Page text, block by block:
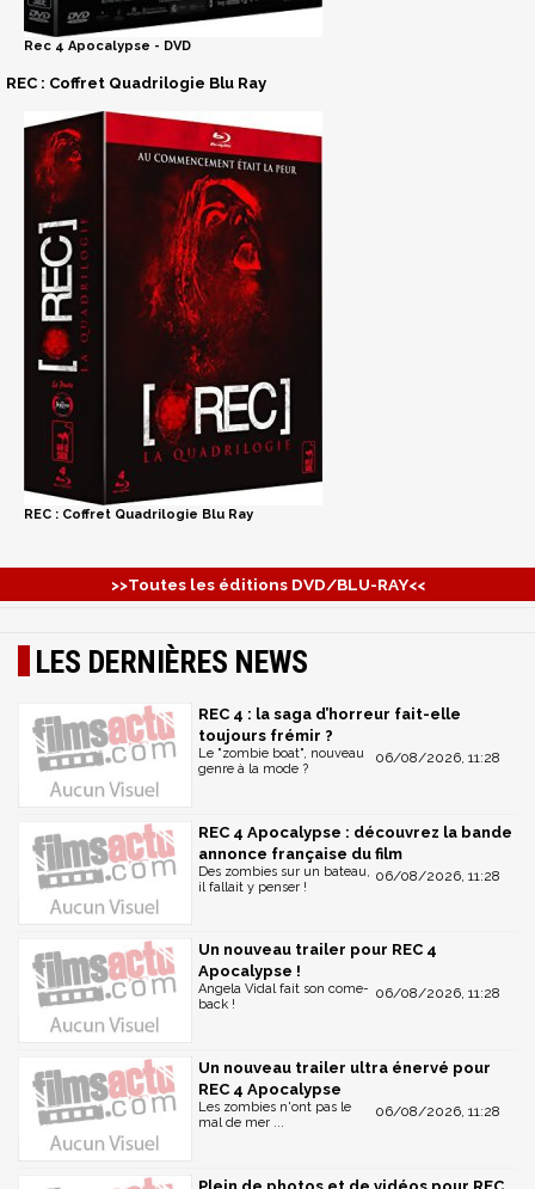
Rec 4 Apocalypse - DVD
REC : Coffret Quadrilogie Blu Ray
REC : Coffret Quadrilogie Blu Ray
>>Toutes les éditions DVD/BLU-RAY<<
LES DERNIÈRES NEWS
REC 4 : la saga d’horreur fait-elle
toujours frémir ?
06/08/2026, 11:28
Le "zombie boat", nouveau
genre à la mode ?
REC 4 Apocalypse : découvrez la bande
annonce française du film
06/08/2026, 11:28
Des zombies sur un bateau,
il fallait y penser !
Un nouveau trailer pour REC 4
Apocalypse !
06/08/2026, 11:28
Angela Vidal fait son come-
back !
Un nouveau trailer ultra énervé pour
REC 4 Apocalypse
06/08/2026, 11:28
Les zombies n'ont pas le
mal de mer ...